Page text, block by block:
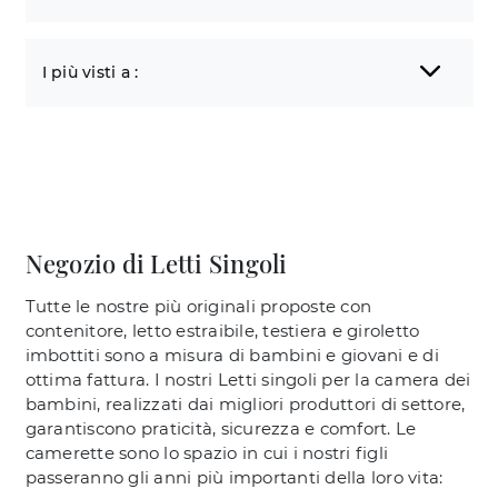
I più visti a :
Negozio di Letti Singoli
Tutte le nostre più originali proposte con
contenitore, letto estraibile, testiera e giroletto
imbottiti sono a misura di bambini e giovani e di
ottima fattura. I nostri Letti singoli per la camera dei
bambini, realizzati dai migliori produttori di settore,
garantiscono praticità, sicurezza e comfort. Le
camerette sono lo spazio in cui i nostri figli
passeranno gli anni più importanti della loro vita: